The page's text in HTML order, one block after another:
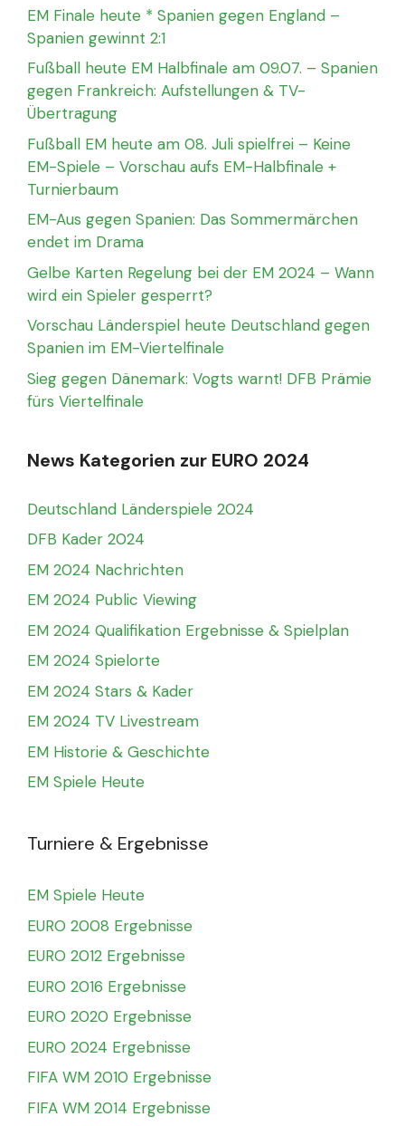
EM Finale heute * Spanien gegen England –
Spanien gewinnt 2:1
Fußball heute EM Halbfinale am 09.07. – Spanien
gegen Frankreich: Aufstellungen & TV-
Übertragung
Fußball EM heute am 08. Juli spielfrei – Keine
EM-Spiele – Vorschau aufs EM-Halbfinale +
Turnierbaum
EM-Aus gegen Spanien: Das Sommermärchen
endet im Drama
Gelbe Karten Regelung bei der EM 2024 – Wann
wird ein Spieler gesperrt?
Vorschau Länderspiel heute Deutschland gegen
Spanien im EM-Viertelfinale
Sieg gegen Dänemark: Vogts warnt! DFB Prämie
fürs Viertelfinale
News Kategorien zur EURO 2024
Deutschland Länderspiele 2024
DFB Kader 2024
EM 2024 Nachrichten
EM 2024 Public Viewing
EM 2024 Qualifikation Ergebnisse & Spielplan
EM 2024 Spielorte
EM 2024 Stars & Kader
EM 2024 TV Livestream
EM Historie & Geschichte
EM Spiele Heute
Turniere & Ergebnisse
EM Spiele Heute
EURO 2008 Ergebnisse
EURO 2012 Ergebnisse
EURO 2016 Ergebnisse
EURO 2020 Ergebnisse
EURO 2024 Ergebnisse
FIFA WM 2010 Ergebnisse
FIFA WM 2014 Ergebnisse